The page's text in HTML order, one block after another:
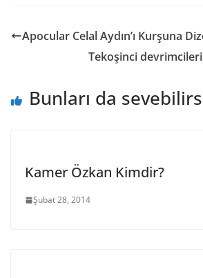
Apocular Celal Aydın’ı Kurşuna
Tekoşinci
Bunları da
Kamer Özkan Kimdir?
Şubat 28, 2014